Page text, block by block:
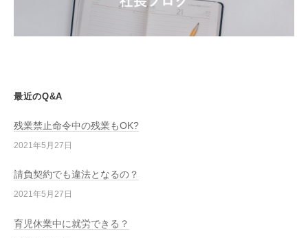
最近のQ&A
残業禁止命令中の残業もOK?
2021年5月27日
請負契約でも違法となるの？
2021年5月27日
育児休業中に就労できる？